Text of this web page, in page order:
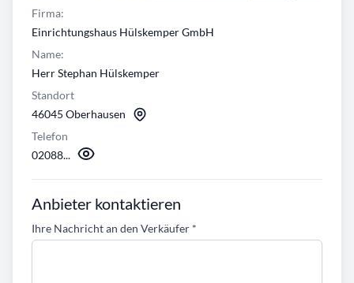
Firma:
Einrichtungshaus Hülskemper GmbH
Name:
Herr Stephan Hülskemper
Standort
46045 Oberhausen
Telefon
02088...
Anbieter kontaktieren
Ihre Nachricht an den Verkäufer *